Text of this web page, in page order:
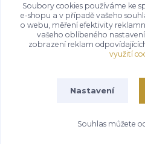
Upravit sběr
Vytvořeno na
Soubory cookies používáme ke
e-shopu a v případě vašeho
o webu, měření efektivity
vašeho oblíbeného
zobrazení reklam
využití
Nastavení
Souhlas můžete